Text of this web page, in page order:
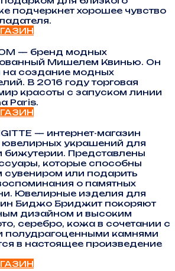
подчеркнет хорошее чувство
— бренд модных
Мишелем Квинью. Он
на создание модных
В 2016 году торговая
красоты с запуском линии
Paris.
— интернет-магазин
ювелирных украшений для
бижутерии. Представлены
которые способны
сувениром или подарить
о памятных
Ювелирные изделия для
Биджо Бриджит покоряют
дизайном и высоким
серебро, кожа в сочетании с
полудрагоценными камнями
в настоящее произведение